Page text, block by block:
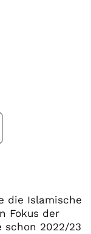
die Islamische
Fokus der
schon 2022/23